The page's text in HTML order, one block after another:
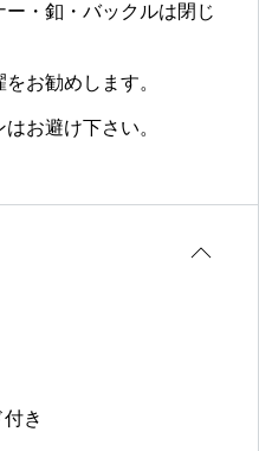
・釦・バックルは閉じ
お勧めします。
お避け下さい。
き